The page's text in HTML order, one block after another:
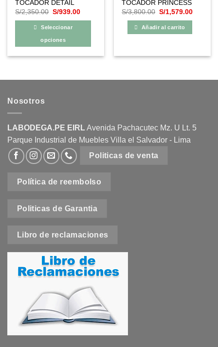
de
de
TOCADOR DETAIL
S/2,350.00 El
original
era:
S/939.00El
Seleccionar
opciones
múltiples
Las
opciones
pueden
elegir
en
la
de
TOCADOR PRINCESS
S/3,800.00 El
precio
original
era:
S/3,800.00.
S/1,579.00El
Añadir al carrito
Nosotros
LABODEGA.PE EIRLAvenida Pachacutec Mz. U Lt. 5
Parque Industrial de Muebles Villa el Salvador - Lima
Politicas de venta
Política de reembolso
Politicas de Garantia
Libro de reclamaciones